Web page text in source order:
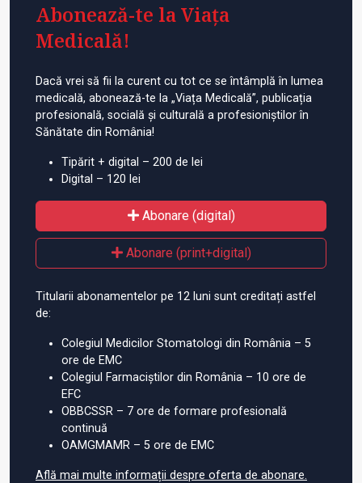
Abonează-te la Viața
Medicală!
Dacă vrei să fii la curent cu tot ce se întâmplă în lumea
medicală, abonează-te la „Viața Medicală”, publicația
profesională, socială și culturală a profesioniștilor în
Sănătate din România!
Tipărit + digital – 200 de lei
Digital – 120 lei
Abonare (digital)
Abonare (print+digital)
Titularii abonamentelor pe 12 luni sunt creditați astfel
de:
Colegiul Medicilor Stomatologi din România – 5
ore de EMC
Colegiul Farmaciștilor din România – 10 ore de
EFC
OBBCSSR – 7 ore de formare profesională
continuă
OAMGMAMR – 5 ore de EMC
Află mai multe informații despre oferta de abonare.